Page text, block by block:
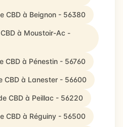
CBD à Beignon - 56380
à Moustoir-Ac -
CBD à Pénestin - 56760
CBD à Lanester - 56600
CBD à Peillac - 56220
CBD à Réguiny - 56500